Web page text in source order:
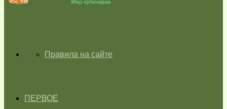
ГЛАВНАЯПравила на сайте
ПЕРВОЕ